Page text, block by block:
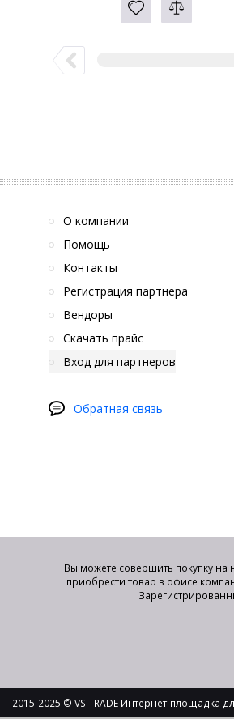
О компании
Помощь
Контакты
Регистрация партнера
Вендоры
Скачать прайс
Вход для партнеров
Обратная связь
Вы можете совершить покупку на
приобрести товар в офисе
2015-2025 © VS TRADE Интернет-